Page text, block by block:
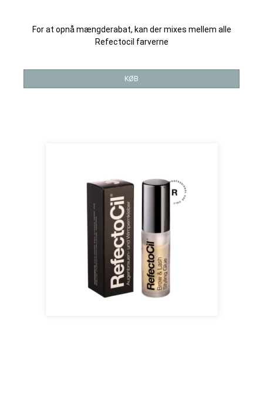
For at opnå mængderabat, kan der mixes mellem alle
Refectocil farverne
KØB